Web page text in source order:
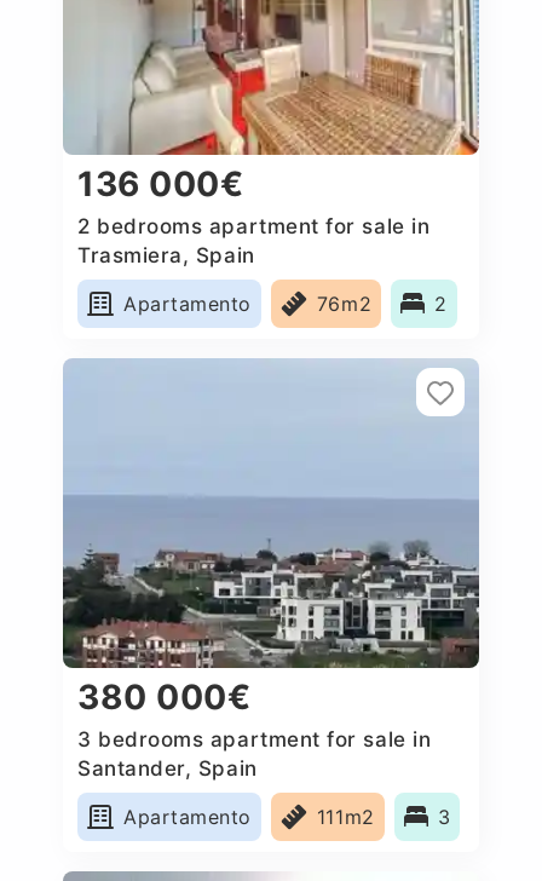
136 000€
2 bedrooms apartment for sale in
Trasmiera, Spain
Apartamento
76m2 2
380 000€
3 bedrooms apartment for sale in
Santander, Spain
Apartamento
111m2 3